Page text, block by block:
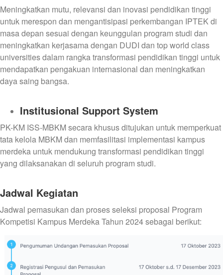
Meningkatkan mutu, relevansi dan inovasi pendidikan tinggi
untuk merespon dan mengantisipasi perkembangan IPTEK di
masa depan sesuai dengan keunggulan program studi dan
meningkatkan kerjasama dengan DUDI dan top world class
universities dalam rangka transformasi pendidikan tinggi untuk
mendapatkan pengakuan internasional dan meningkatkan
daya saing bangsa.
Institusional Support System
PK-KM ISS-MBKM secara khusus ditujukan untuk memperkuat
tata kelola MBKM dan memfasilitasi implementasi kampus
merdeka untuk mendukung transformasi pendidikan tinggi
yang dilaksanakan di seluruh program studi.
Jadwal Kegiatan
Jadwal pemasukan dan proses seleksi proposal Program
Kompetisi Kampus Merdeka Tahun 2024 sebagai berikut: